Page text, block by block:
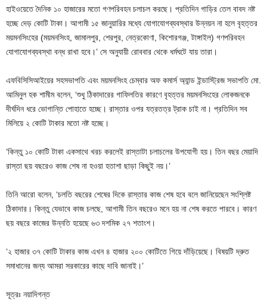
হাইওয়েতে দৈনিক ১০ হাজারের মতো গণপরিবহন চলাচল করছে। প্রতিদিন গাড়ির তেল বাবদ নষ্ট
হচ্ছে দেড় কোটি টাকা। আগামী ১৫ জানুয়ারির মধ্যে যোগাযোগব্যবস্থার উন্নয়ন না হলে বৃহত্তর
ময়মনসিংহের (ময়মনসিংহ, জামালপুর, শেরপুর, নেত্রকোণা, কিশোরগঞ্জ, টাঙ্গাইল) গণপরিবহন
যোগাযোগব্যবস্থা বন্ধ রাখা হবে।’ সে অনুযায়ী রোববার থেকে ধর্মঘটে যায় তারা।
এফবিসিসিআইয়ের সহসভাপতি এবং ময়মনসিংহ চেম্বার অফ কমার্স অ্যান্ড ইন্ডাস্ট্রিজ সভাপতি মো.
আমিনুল হক শামীম বলেন, ‘শুধু ঠিকাদারের গাফিলতির কারণে বৃহত্তর ময়মনসিংহের লোকজনকে
দীর্ঘদিন ধরে ভোগান্তি পোহাতে হচ্ছে। রাস্তার ওপর যত্রতত্র ট্রাক চাই না। প্রতিদিন সব
মিলিয়ে ২ কোটি টাকার মতো নষ্ট হচ্ছে।
‘কিন্তু ১০ কোটি টাকা একসাথে খরচ করলেই রাস্তাটা চলাচলের উপযোগী হয়। তিন বছর মেয়াদি
রাস্তা ছয় বছরেও কাজ শেষ না হওয়া হতাশা ছাড়া কিছুই নয়।’
তিনি আরো বলেন, ‘চলতি বছরের শেষের দিকে রাস্তার কাজ শেষ হবে বলে জানিয়েছেন সংশ্লিষ্ট
ঠিকাদার। কিন্তু যেভাবে কাজ চলছে, আগামী তিন বছরেও মনে হয় না শেষ করতে পারবে। কারণ
ছয় বছরে কাজের উন্নতি হয়েছে ৬৩ দশমিক ২৭ শতাংশ।
‘২ হাজার ৩৭ কোটি টাকার কাজ এখন ৪ হাজার ২০০ কোটিতে গিয়ে দাঁড়িয়েছে। বিষয়টি দ্রুত
সমাধানের জন্য আমরা সরকারের কাছে দাবি জানাই।’
সূত্রঃ নয়াদিগন্ত